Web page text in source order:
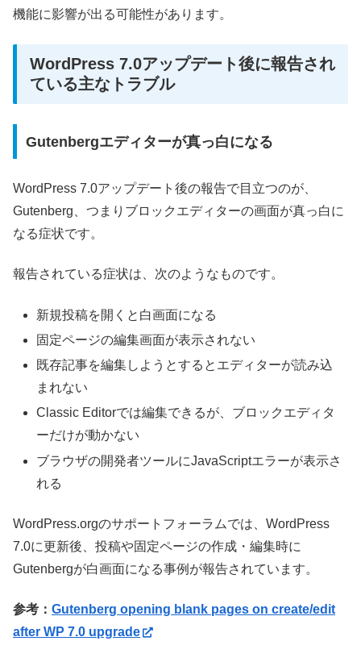
機能に影響が出る可能性があります。
WordPress 7.0アップデート後に報告され
ている主なトラブル
Gutenbergエディターが真っ白になる
WordPress 7.0アップデート後の報告で目立つのが、
Gutenberg、つまりブロックエディターの画面が真っ白に
なる症状です。
報告されている症状は、次のようなものです。
新規投稿を開くと白画面になる
固定ページの編集画面が表示されない
既存記事を編集しようとするとエディターが読み込
まれない
Classic Editorでは編集できるが、ブロックエディタ
ーだけが動かない
ブラウザの開発者ツールにJavaScriptエラーが表示さ
れる
WordPress.orgのサポートフォーラムでは、WordPress
7.0に更新後、投稿や固定ページの作成・編集時に
Gutenbergが白画面になる事例が報告されています。
参考： Gutenberg opening blank pages on create/edit
after WP 7.0 upgrade